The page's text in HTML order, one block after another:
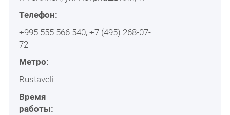
Телефон:
+995 555 566 540, +7 (495) 268-07-
72
Метро:
Rustaveli
Время
работы: